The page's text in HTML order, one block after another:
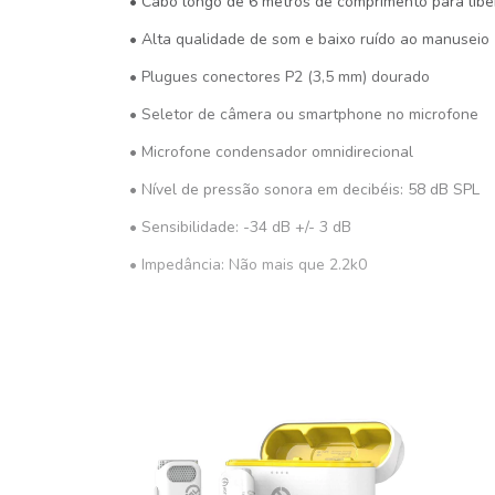
• Alta qualidade de som e baixo ruído ao manuseio
• Plugues conectores P2 (3,5 mm) dourado
• Seletor de câmera ou smartphone no microfone
• Microfone condensador omnidirecional
• Nível de pressão sonora em decibéis: 58 dB SPL
• Sensibilidade: -34 dB +/- 3 dB
• Impedância: Não mais que 2.2k0
• Comprimento do cabo: do microfone até o
• Compatível com equipamentos que tenham